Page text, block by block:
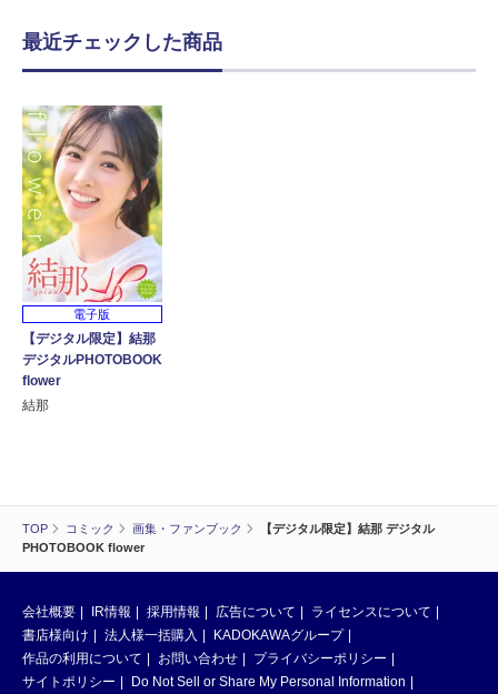
TOP コミック 画集・ファンブック
【デジタル限定】結那 デジタル
PHOTOBOOK flower
最近チェックした商品
電子版
【デジタル限定】結那
デジタルPHOTOBOOK
flower
結那
会社概要 IR情報 採用情報 広告について
ライセンスについて
書店様向け
法人様一括購入
KADOKAWAグループ
作品の利用について
お問い合わせ
プライバシーポリシー
サイトポリシー
Do Not Sell or Share My Personal Information